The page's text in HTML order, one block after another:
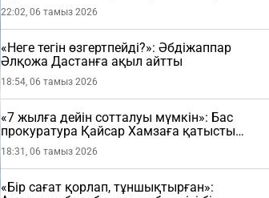
22:02, 06 тамыз 2026
«Неге тегін өзгертпейді?»: Әбдіжаппар
Әлқожа Дастанға ақыл айтты
18:54, 06 тамыз 2026
«7 жылға дейін сотталуы мүмкін»: Бас
прокуратура Қайсар Хамзаға қатысты
мәлімдеме жасады
18:31, 06 тамыз 2026
«Бір сағат қорлап, тұншықтырған»: